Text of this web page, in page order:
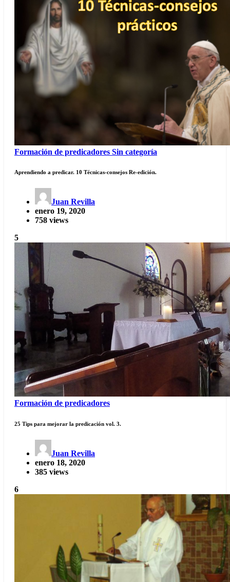
Formación de predicadores Sin categoría
Aprendiendo a predicar. 10 Técnicas-consejos Re-edición.
Juan Revilla
enero 19, 2020
758 views
5
Formación de predicadores
25 Tips para mejorar la predicación vol. 3.
Juan Revilla
enero 18, 2020
385 views
6